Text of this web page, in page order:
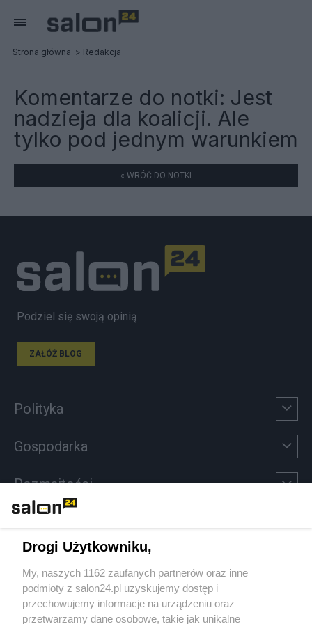
Strona główna Redakcja
Komentarze do notki: Jest
nadzieja dla koalicji. Ale
tylko pod jednym warunkiem
« WRÓĆ DO NOTKI
Podziel się swoją opinią
ZAŁÓŻ BLOG
Polityka
Gospodarka
Rozmaitości
Sport
Społeczeństwo
Drogi Użytkowniku,
My, naszych 1162 zaufanych partnerów oraz inne
podmioty z salon24.pl uzyskujemy dostęp i
przechowujemy informacje na urządzeniu oraz
przetwarzamy dane osobowe, takie jak unikalne